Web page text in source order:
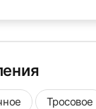
62
Тросовое